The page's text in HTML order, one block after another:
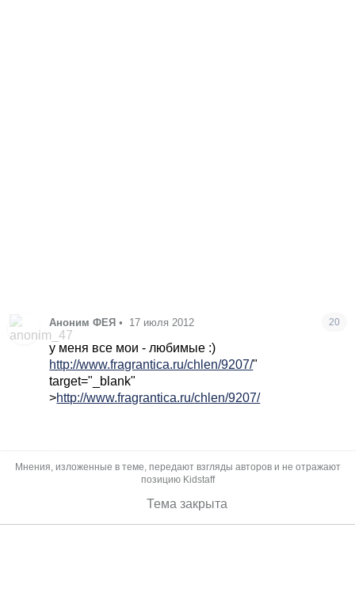
Аноним ФЕЯ • 17 июля 2012 20
у меня все мои - любимые :)
http://www.fragrantica.ru/chlen/9207/"
target="_blank"
>http://www.fragrantica.ru/chlen/9207/
Мнения, изложенные в теме, передают взгляды авторов и не отражают
позицию Kidstaff
Тема закрыта